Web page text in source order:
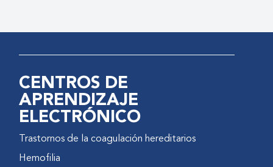
CENTROS DE
APRENDIZAJE
ELECTRÓNICO
Trastornos de la coagulación hereditarios
Hemofilia